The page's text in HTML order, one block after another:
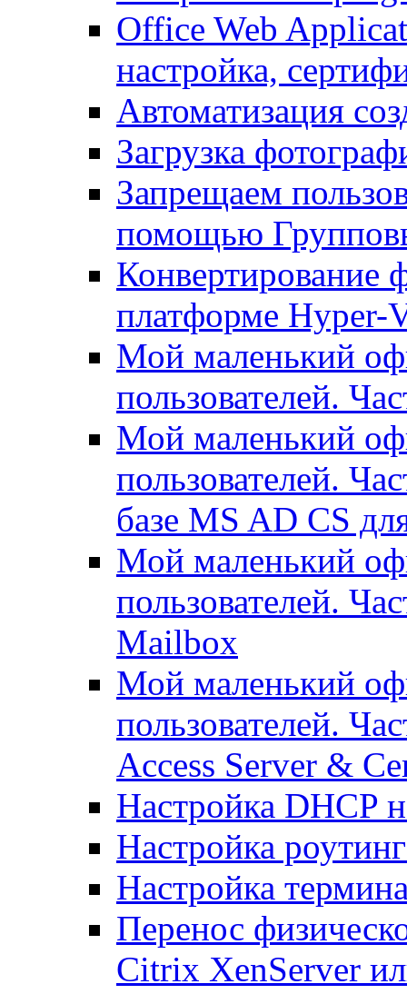
Office Web
настройка,
Автоматизация
Загрузка
Запрещаем
помощью
Конвертирование
платформе Hyper-
Мой маленький
пользователей.
Мой маленький
пользователей.
базе MS AD CS
Мой маленький
пользователей.
Mailbox
Мой маленький
пользователей.
Access Server &
Настройка DHCP
Настройка
Настройка
Перенос
Citrix XenServer